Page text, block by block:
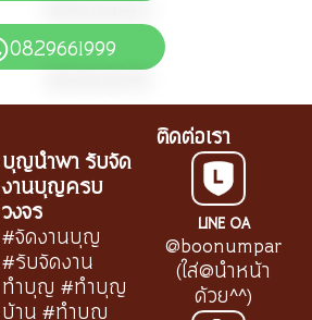
0829661999
บุญนำพา รับจัด
งานบุญครบ
วงจร
#จัดงานบุญ
#รับจัดงาน
ทำบุญ #ทำบุญ
ติดต่อเรา
LINE OA
@boonumpar
(ใส่@นำหน้า
ด้วย^^)